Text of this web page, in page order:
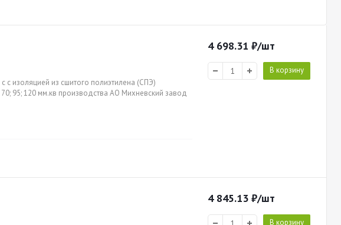
изоляцией из сшитого полиэтилена (СПЭ)
95; 120 мм.кв производства АО Михневский завод
4 698.31 ₽/шт
В корзину
4 845.13 ₽/шт
В корзину